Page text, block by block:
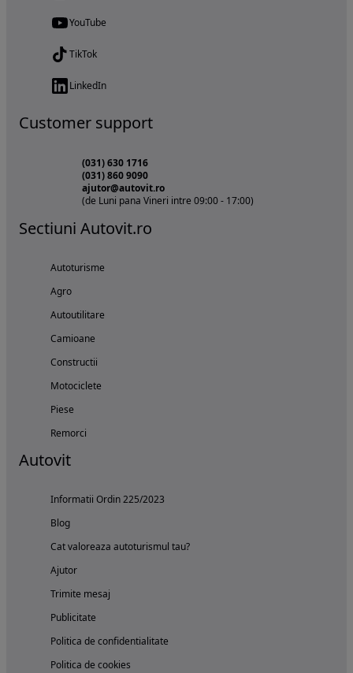
YouTube
TikTok
LinkedIn
Customer support
(031) 630 1716
(031) 860 9090
ajutor@autovit.ro
(de Luni pana Vineri intre 09:00 - 17:00)
Sectiuni Autovit.ro
Autoturisme
Agro
Autoutilitare
Camioane
Constructii
Motociclete
Piese
Remorci
Autovit
Informatii Ordin 225/2023
Blog
Cat valoreaza autoturismul tau?
Ajutor
Trimite mesaj
Publicitate
Politica de confidentialitate
Politica de cookies